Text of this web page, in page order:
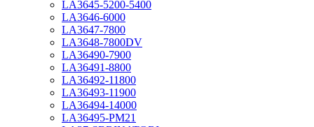
LA3645-5200-5400
LA3646-6000
LA3647-7800
LA3648-7800DV
LA36490-7900
LA36491-8800
LA36492-11800
LA36493-11900
LA36494-14000
LA36495-PM21